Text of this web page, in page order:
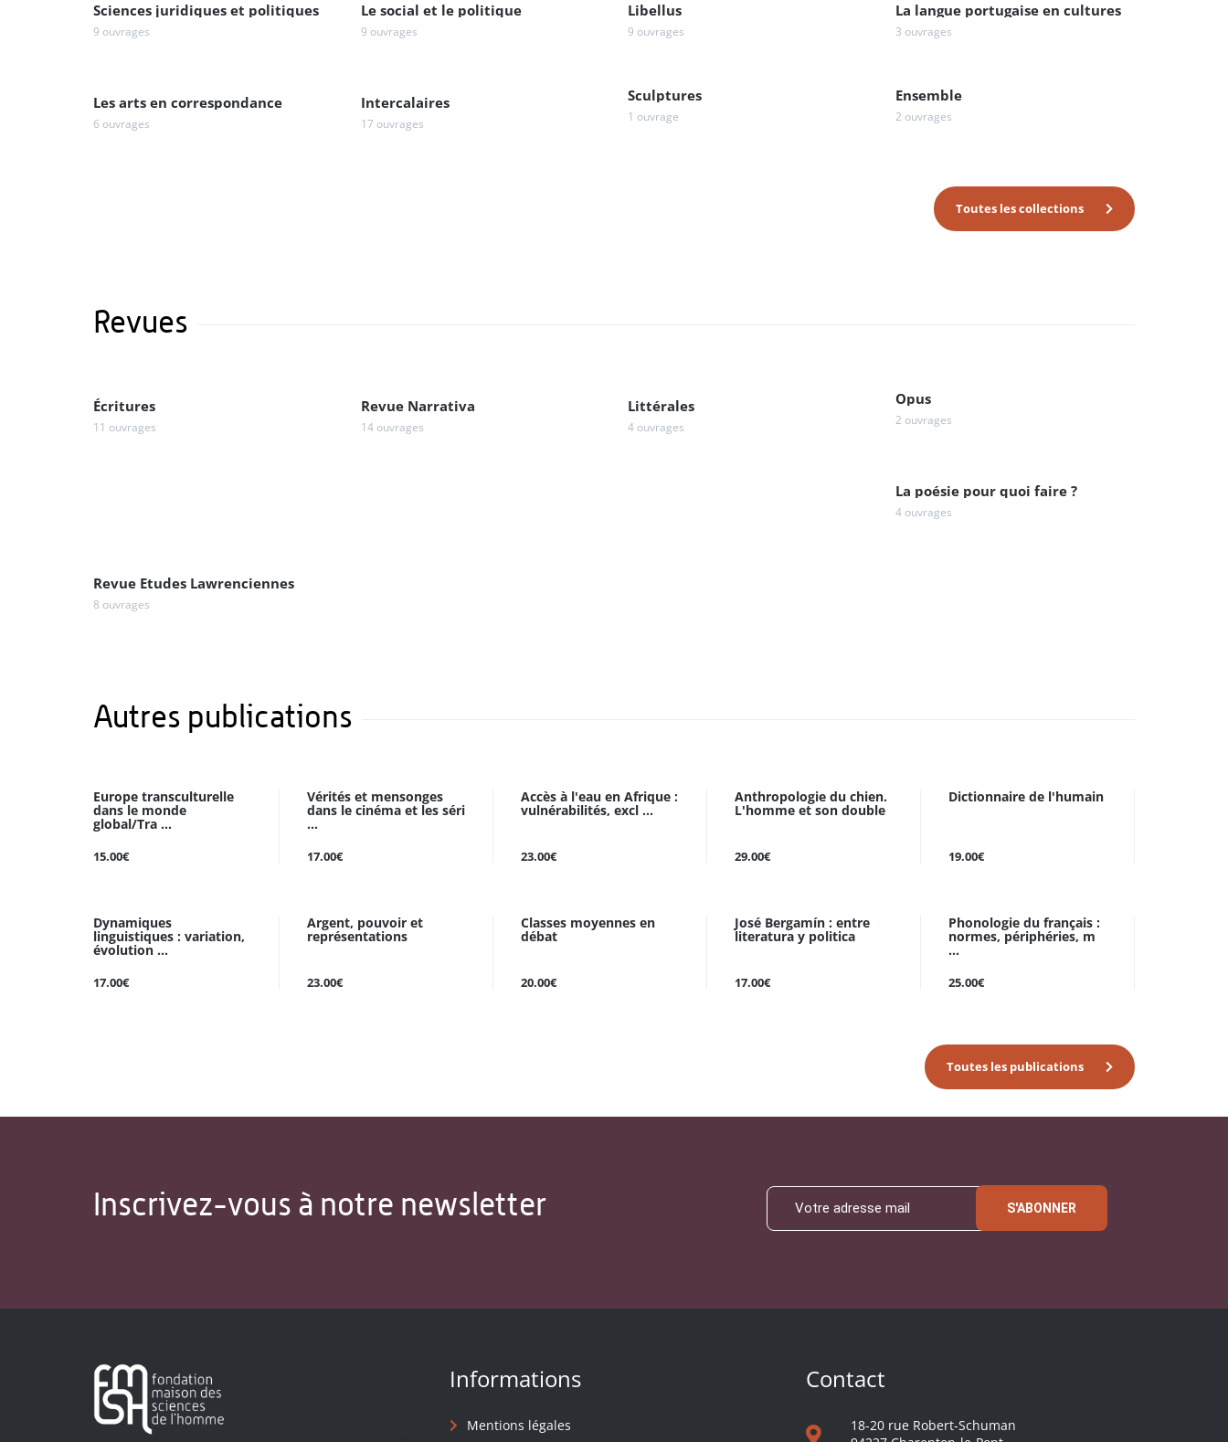
Sciences juridiques et politiques
9 ouvrages
Le social et le politique
9 ouvrages
Libellus
9 ouvrages
La langue portugaise en cultures
3 ouvrages
Les arts en correspondance
6 ouvrages
Intercalaires
17 ouvrages
Sculptures
1 ouvrage
Ensemble
2 ouvrages
Toutes les collections
Revues
Écritures
11 ouvrages
Revue Narrativa
14 ouvrages
Littérales
4 ouvrages
Opus
2 ouvrages
La poésie pour quoi faire ?
4 ouvrages
Revue Etudes Lawrenciennes
8 ouvrages
Autres publications
Europe transculturelle
dans le monde
global/Tra ...
15.00€
Vérités et mensonges
dans le cinéma et les séri
...
17.00€
Accès à l'eau en Afrique :
vulnérabilités, excl ...
23.00€
Anthropologie du chien.
L'homme et son double
29.00€
Dictionnaire de l'humain
19.00€
Dynamiques
linguistiques : variation,
évolution ...
17.00€
Argent, pouvoir et
représentations
23.00€
Classes moyennes en
débat
20.00€
José Bergamín : entre
literatura y politica
17.00€
Phonologie du français :
normes, périphéries, m
...
25.00€
Toutes les publications
Inscrivez-vous à notre newsletter S'ABONNER
Informations
Mentions légales
Contact
18-20 rue Robert-Schuman